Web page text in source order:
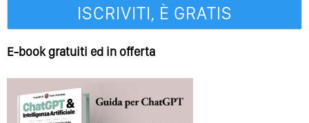
E-book gratuiti ed in offerta